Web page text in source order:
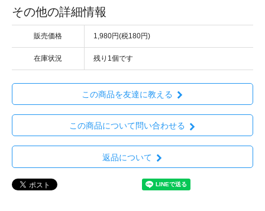
その他の詳細情報
販売価格 1,980円(税180円)
在庫状況 残り1個です
この商品を友達に教える
この商品について問い合わせる
返品について